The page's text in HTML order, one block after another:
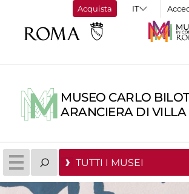
Acquista
MUSEO CARLO
ARANCIERA DI VILLA
TUTTI I MUSEI